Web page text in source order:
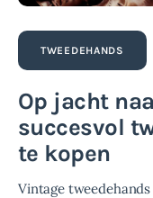
TWEEDEHANDS
Op jacht
succesvol
te kopen
Vintage